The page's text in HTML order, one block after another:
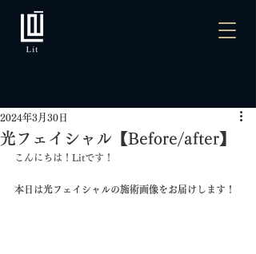
光フェイシャル【Before/after】
2024年3月30日
こんにちは！Litです！
本日は光フェイシャルの施術画像をお届けします！